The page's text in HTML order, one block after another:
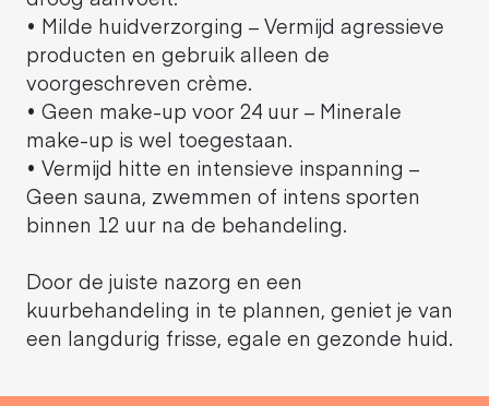
• Milde huidverzorging – Vermijd agressieve
producten en gebruik alleen de
voorgeschreven crème.
• Geen make-up voor 24 uur – Minerale
make-up is wel toegestaan.
• Vermijd hitte en intensieve inspanning –
Geen sauna, zwemmen of intens sporten
binnen 12 uur na de behandeling.
Door de juiste nazorg en een
kuurbehandeling in te plannen, geniet je van
een langdurig frisse, egale en gezonde huid.